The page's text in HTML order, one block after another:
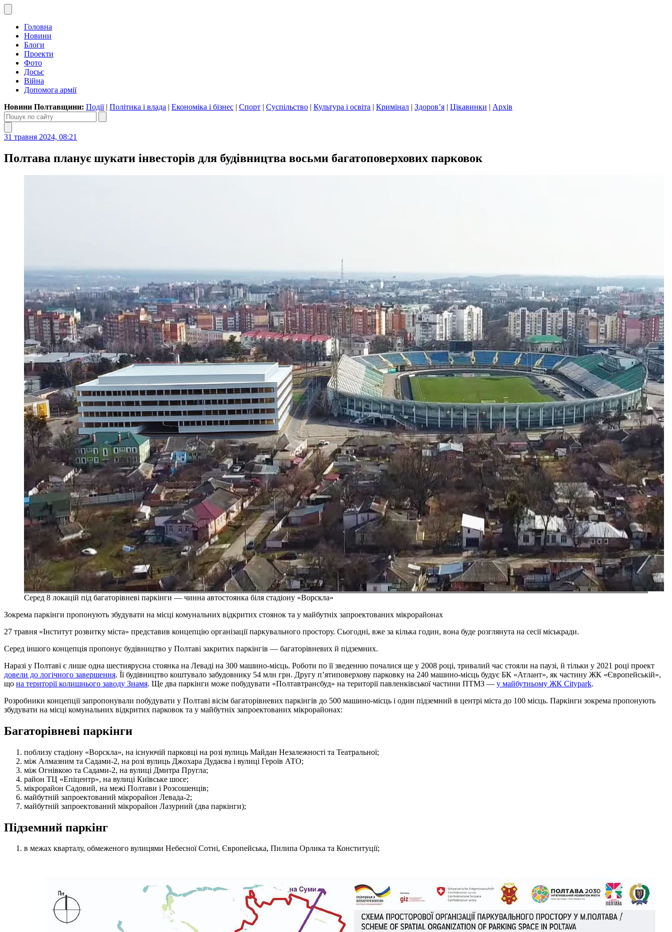
Головна
Новини
Блоги
Проекти
Фото
Досьє
Війна
Допомога армії
Новини Полтавщини: Події| Політика і влада | Економіка і бізнес | Спорт | Суспільство | Культура і освіта | Кримінал | Здоров’я | Цікавинки | Архів
31 травня 2024, 08:21
Полтава планує шукати інвесторів для будівництва восьми багатоповерхових парковок
Серед 8 локацій під багаторівневі паркінги — чинна автостоянка біля стадіону «Ворскла»
Зокрема паркінги пропонують збудувати на місці комунальних відкритих стоянок та у майбутніх запроектованих мікрорайонах
27 травня «Інститут розвитку міста» представив концепцію організації паркувального простору. Сьогодні, вже за кілька годин, вона буде розглянута на сесії міськради.
Серед іншого концепція пропонує будівництво у Полтаві закритих паркінгів — багаторівневих й підземних.
Наразі у Полтаві є лише одна шестиярусна стоянка на Леваді на 300 машино-місць. Роботи по її зведенню почалися ще у 2008 році, тривалий час стояли на паузі, й тільки у 2021 році проект
довели до логічного завершення. Її будівництво коштувало забудовнику 54 млн грн. Другу п’ятиповерхову парковку на 240 машино-місць будує БК «Атлант», як частину ЖК «Європейській»,
що на території колишнього заводу Знамя. Ще два паркінги може побудувати «Полтавтрансбуд» на території павленківської частини ПТМЗ — у майбутньому ЖК Citypark.
Розробники концепції запропонували побудувати у Полтаві вісім багаторівневих паркінгів до 500 машино-місць і один підземний в центрі міста до 100 місць. Паркінги зокрема пропонують
збудувати на місці комунальних відкритих парковок та у майбутніх запроектованих мікрорайонах:
Багаторівневі паркінги
поблизу стадіону «Ворскла», на існуючій парковці на розі вулиць Майдан Незалежності та Театральної;
між Алмазним та Садами-2, на розі вулиць Джохара Дудаєва і вулиці Героїв АТО;
між Огнівкою та Садами-2, на вулиці Дмитра Пругла;
район ТЦ «Епіцентр», на вулиці Київське шосе;
мікрорайон Садовий, на межі Полтави і Розсошенців;
майбутній запроектований мікрорайон Левада-2;
майбутній запроектований мікрорайон Лазурний (два паркінги);
Підземний паркінг
в межах кварталу, обмеженого вулицями Небесної Сотні, Європейська, Пилипа Орлика та Конституції;